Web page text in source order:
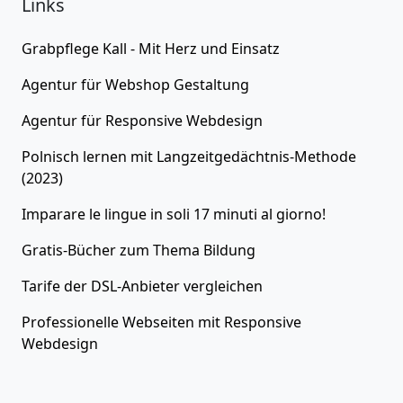
Grabpflege Kall - Mit Herz und Einsatz
Agentur fürWebshop Gestaltung
Agentur für Responsive Webdesign
Polnisch lernen mit Langzeitgedächtnis-Methode
(2023)
Imparare le lingue in soli 17 minuti al giorno!
Gratis-Bücher zum Thema Bildung
Tarife der DSL-Anbietervergleichen
Professionelle Webseiten mit Responsive
Webdesign